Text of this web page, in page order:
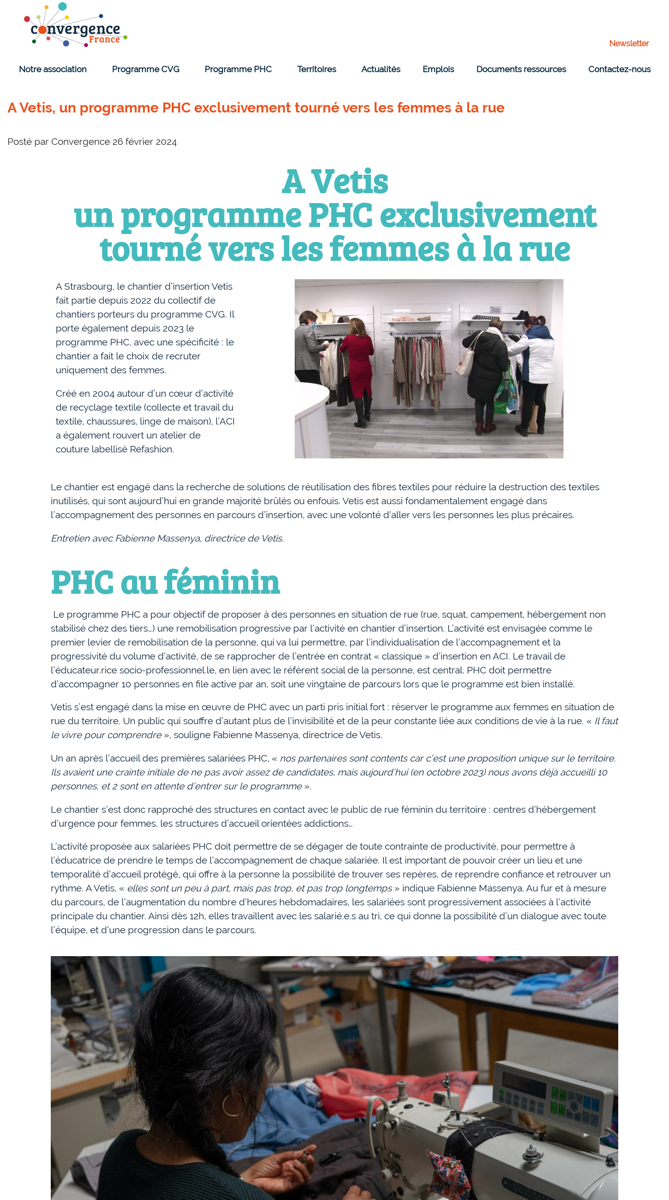
Newsletter
Notre association Programme CVG Programme PHC Territoires Actualités Emplois Documents ressources Contactez-nous
A Vetis, un programme PHC exclusivement tourné vers les femmes à la rue
Posté par Convergence 26 février 2024
A Vetis
un programme PHC exclusivement
tourné vers les femmes à la rue
A Strasbourg, le chantier d’insertion Vetis
fait partie depuis 2022 du collectif de
chantiers porteurs du programme CVG. Il
porte également depuis 2023 le
programme PHC, avec une spécificité : le
chantier a fait le choix de recruter
uniquement des femmes.
Créé en 2004 autour d’un cœur d’activité
de recyclage textile (collecte et travail du
textile, chaussures, linge de maison), l’ACI
a également rouvert un atelier de
couture labellisé Refashion.
Le chantier est engagé dans la recherche de solutions de réutilisation des fibres textiles pour réduire la destruction des textiles
inutilisés, qui sont aujourd’hui en grande majorité brûlés ou enfouis. Vetis est aussi fondamentalement engagé dans
l’accompagnement des personnes en parcours d’insertion, avec une volonté d’aller vers les personnes les plus précaires.
Entretien avec Fabienne Massenya, directrice de Vetis.
PHC au féminin
Le programme PHC a pour objectif de proposer à des personnes en situation de rue (rue, squat, campement, hébergement non
stabilisé chez des tiers…) une remobilisation progressive par l’activité en chantier d’insertion. L’activité est envisagée comme le
premier levier de remobilisation de la personne, qui va lui permettre, par l’individualisation de l’accompagnement et la
progressivité du volume d’activité, de se rapprocher de l’entrée en contrat « classique » d’insertion en ACI. Le travail de
l’éducateur.rice socio-professionnel.le, en lien avec le référent social de la personne, est central. PHC doit permettre
d’accompagner 10 personnes en file active par an, soit une vingtaine de parcours lors que le programme est bien installé.
Vetis s’est engagé dans la mise en œuvre de PHC avec un parti pris initial fort : réserver le programme aux femmes en situation de
rue du territoire. Un public qui souffre d’autant plus de l’invisibilité et de la peur constante liée aux conditions de vie à la rue. « Il faut
le vivre pour comprendre», souligne Fabienne Massenya, directrice de Vetis.
Un an après l’accueil des premières salariées PHC, « nos partenaires sont contents car c’est une proposition unique sur le territoire.
Ils avaient une crainte initiale de ne pas avoir assez de candidates, mais aujourd’hui (en octobre 2023) nous avons déjà accueilli 10
personnes, et 2 sont en attente d’entrer sur le programme».
Le chantier s’est donc rapproché des structures en contact avec le public de rue féminin du territoire : centres d’hébergement
d’urgence pour femmes, les structures d’accueil orientées addictions…
L’activité proposée aux salariées PHC doit permettre de se dégager de toute contrainte de productivité, pour permettre à
l’éducatrice de prendre le temps de l’accompagnement de chaque salariée. Il est important de pouvoir créer un lieu et une
temporalité d’accueil protégé, qui offre à la personne la possibilité de trouver ses repères, de reprendre confiance et retrouver un
rythme. A Vetis, « elles sont un peu à part, mais pas trop, et pas trop longtemps» indique Fabienne Massenya. Au fur et à mesure
du parcours, de l’augmentation du nombre d’heures hebdomadaires, les salariées sont progressivement associées à l’activité
principale du chantier. Ainsi dès 12h, elles travaillent avec les salarié.e.s au tri, ce qui donne la possibilité d’un dialogue avec toute
l’équipe, et d’une progression dans le parcours.
Cookies management panel